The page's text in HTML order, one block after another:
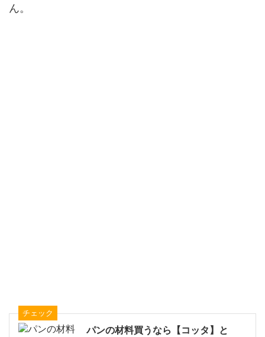
ん。
チェック
パンの材料買うなら【コッタ】と